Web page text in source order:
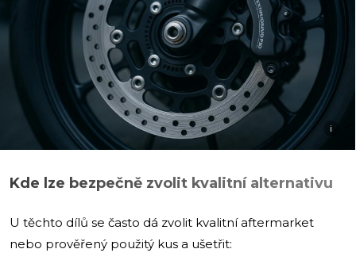
i
Kde lze bezpečně zvolit kvalitní alternativu
U těchto dílů se často dá zvolit kvalitní aftermarket
nebo prověřený použitý kus a ušetřit: